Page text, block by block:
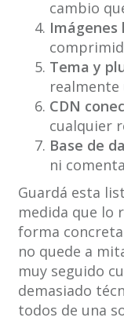
cambio
Imágenes
Tema y
realmente
CDN
cualquier
Base de
ni
Guardá esta
medida que lo
forma
no quede a
muy seguido
demasiado
todos de una